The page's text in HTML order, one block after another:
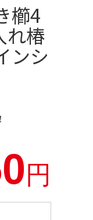
櫛4
れ椿
ンシ
円